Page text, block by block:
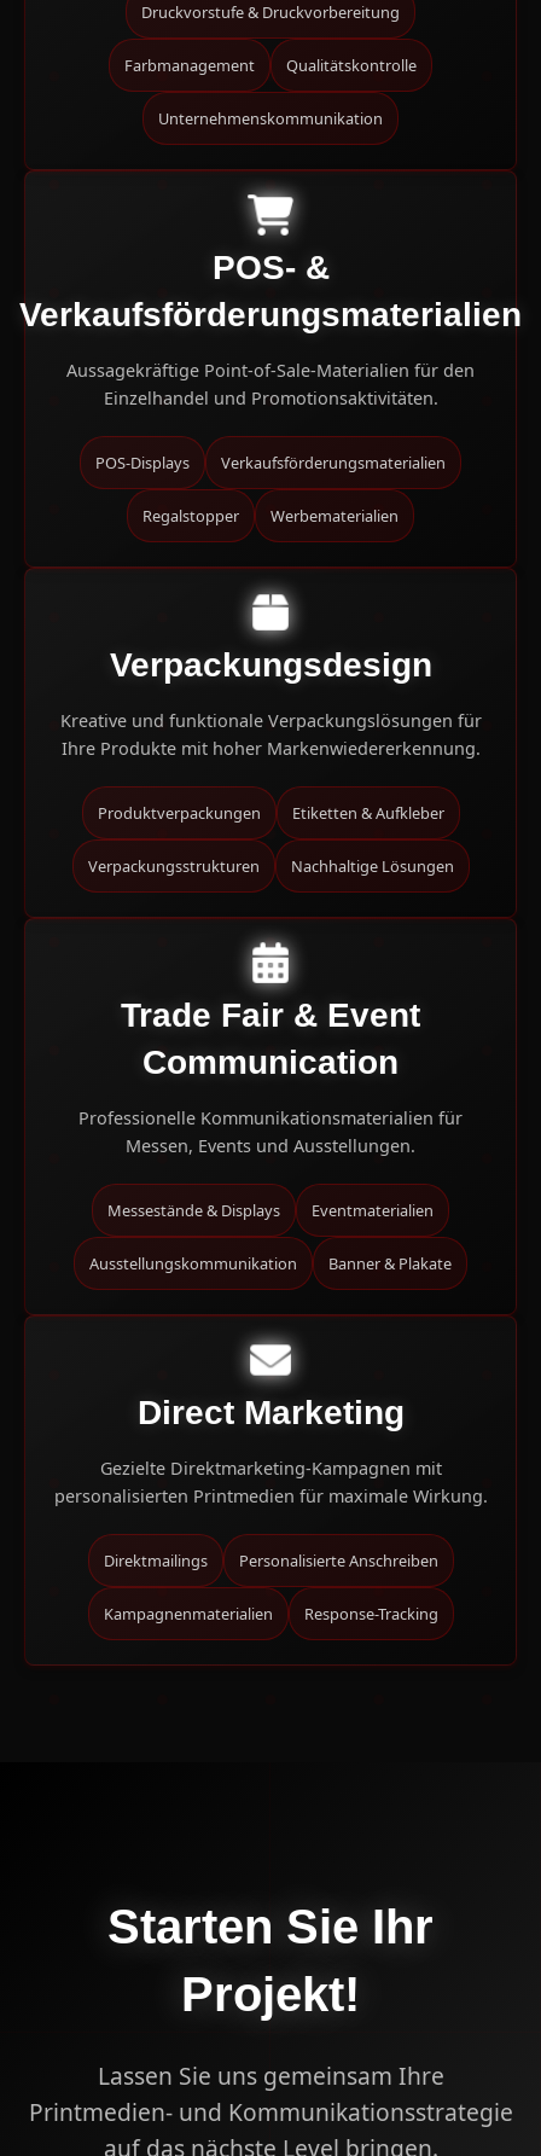
Druckvorstufe & Druckvorbereitung
Farbmanagement Qualitätskontrolle
Unternehmenskommunikation
POS- &
Verkaufsförderungsmaterialien
Aussagekräftige Point-of-Sale-Materialien für den
Einzelhandel und Promotionsaktivitäten.
POS-Displays Verkaufsförderungsmaterialien
Regalstopper Werbematerialien
Verpackungsdesign
Kreative und funktionale Verpackungslösungen für
Ihre Produkte mit hoher Markenwiedererkennung.
Produktverpackungen Etiketten & Aufkleber
Verpackungsstrukturen Nachhaltige Lösungen
Trade Fair & Event
Communication
Professionelle Kommunikationsmaterialien für
Messen, Events und Ausstellungen.
Messestände & Displays Eventmaterialien
Ausstellungskommunikation Banner & Plakate
Direct Marketing
Gezielte Direktmarketing-Kampagnen mit
personalisierten Printmedien für maximale Wirkung.
Direktmailings Personalisierte Anschreiben
Kampagnenmaterialien Response-Tracking
Starten Sie Ihr
Projekt!
Lassen Sie uns gemeinsam Ihre
Printmedien- und Kommunikationsstrategie
auf das nächste Level bringen.